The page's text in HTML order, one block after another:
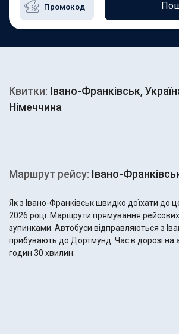
Квитки: Івано-Франківськ,
Німеччина
Маршрут рейсу: Івано-
Як з Івано-Франківськ швидко доїхати до
2026 році. Маршрути прямування рейсових
зупинками. Автобуси відправляються з
прибувають до Дортмунд. Час в дорозі на
годин 30 хвилин.